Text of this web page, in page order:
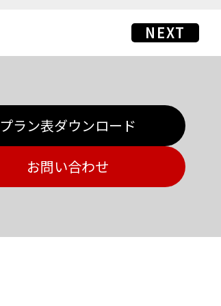
NEXT
プラン表ダウンロード
お問い合わせ